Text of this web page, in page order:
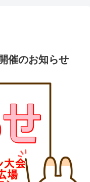
催のお知らせ